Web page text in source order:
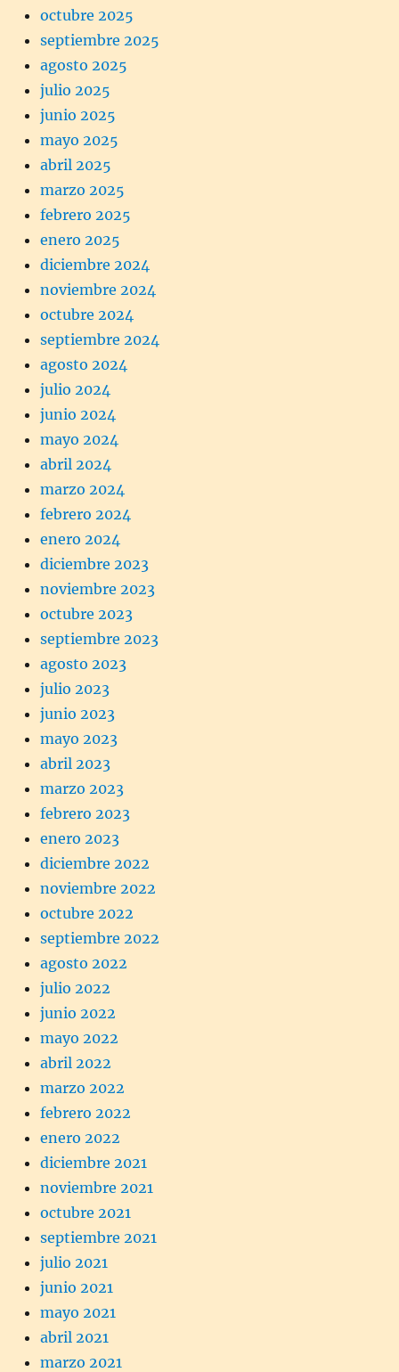
octubre 2025
septiembre 2025
agosto 2025
julio 2025
junio 2025
mayo 2025
abril 2025
marzo 2025
febrero 2025
enero 2025
diciembre 2024
noviembre 2024
octubre 2024
septiembre 2024
agosto 2024
julio 2024
junio 2024
mayo 2024
abril 2024
marzo 2024
febrero 2024
enero 2024
diciembre 2023
noviembre 2023
octubre 2023
septiembre 2023
agosto 2023
julio 2023
junio 2023
mayo 2023
abril 2023
marzo 2023
febrero 2023
enero 2023
diciembre 2022
noviembre 2022
octubre 2022
septiembre 2022
agosto 2022
julio 2022
junio 2022
mayo 2022
abril 2022
marzo 2022
febrero 2022
enero 2022
diciembre 2021
noviembre 2021
octubre 2021
septiembre 2021
julio 2021
junio 2021
mayo 2021
abril 2021
marzo 2021